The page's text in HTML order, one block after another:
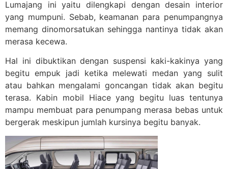
Lumajang ini yaitu dilengkapi dengan desain interior
yang mumpuni. Sebab, keamanan para penumpangnya
memang dinomorsatukan sehingga nantinya tidak akan
merasa kecewa.
Hal ini dibuktikan dengan suspensi kaki-kakinya yang
begitu empuk jadi ketika melewati medan yang sulit
atau bahkan mengalami goncangan tidak akan begitu
terasa. Kabin mobil Hiace yang begitu luas tentunya
mampu membuat para penumpang merasa bebas untuk
bergerak meskipun jumlah kursinya begitu banyak.